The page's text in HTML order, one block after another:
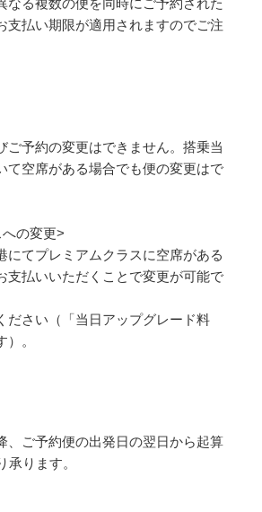
支払い期限が適用されますのでご注
ご予約の変更はできません。搭乗当
て空席がある場合でも便の変更はで
の変更>
にてプレミアムクラスに空席がある
支払いいただくことで変更が可能で
ださい（「当日アップグレード料
。
、ご予約便の出発日の翌日から起算
承ります。